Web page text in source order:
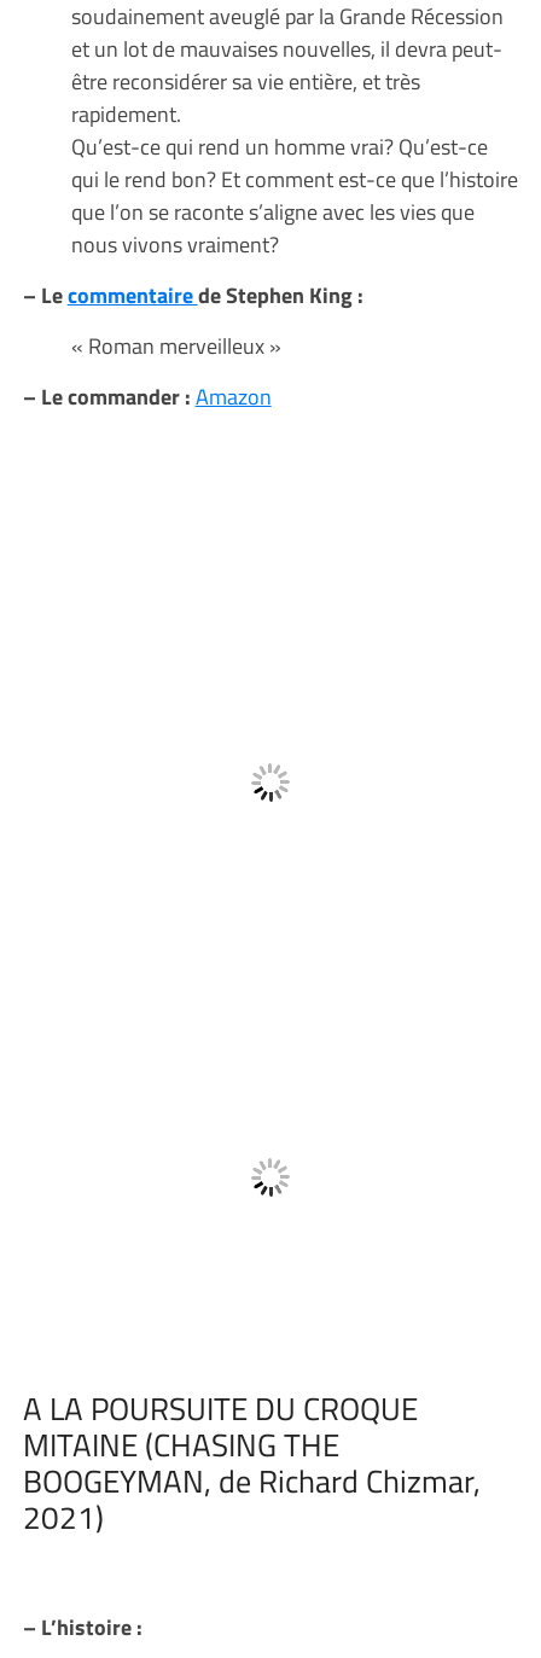
soudainement aveuglé par la Grande Récession
et un lot de mauvaises nouvelles, il devra peut-
être reconsidérer sa vie entière, et très
rapidement.
Qu’est-ce qui rend un homme vrai? Qu’est-ce
qui le rend bon? Et comment est-ce que l’histoire
que l’on se raconte s’aligne avec les vies que
nous vivons vraiment?
– Lecommentairede Stephen King :
« Roman merveilleux »
– Le commander :Amazon
A LA POURSUITE DU CROQUE
MITAINE (CHASING THE
BOOGEYMAN, de Richard Chizmar,
2021)
– L’histoire :